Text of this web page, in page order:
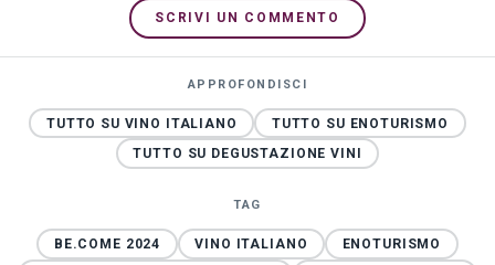
SCRIVI UN COMMENTO
APPROFONDISCI
TUTTO SU VINO ITALIANO
TUTTO SU ENOTURISMO
TUTTO SU DEGUSTAZIONE VINI
TAG
BE.COME 2024 VINO ITALIANO
ENOTURISMO